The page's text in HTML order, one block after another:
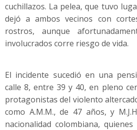
cuchillazos. La pelea, que tuvo
dejó a ambos vecinos con
rostros, aunque
involucrados corre riesgo de vida.
El incidente sucedió en una
calle 8, entre 39 y 40, en pleno
protagonistas del violento
como A.M.M., de 47 años, y
nacionalidad colombiana,